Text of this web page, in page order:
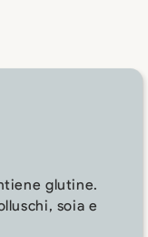
glutine.
soia e